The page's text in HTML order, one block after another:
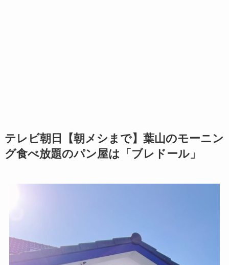
テレビ朝日【朝メシまで】葉山のモーニン
グ食べ放題のパン屋は「ブレドール」